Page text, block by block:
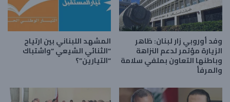
وفد أوروبي زار لبنان: ظاهر
الزيارة مؤتمر لدعم النزاهة
وباطنها التعاون بملفي سلامة
والمرفأ
المشهد اللبناني بين ارتياح
“الثنائي الشيعي “واشتباك
“التيارين”؟